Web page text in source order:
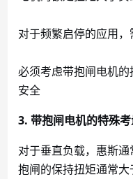
对于频繁启停的应用
必须考虑带抱闸电机
安全
3. 带抱闸电机的特殊
对于垂直负载，惠斯通
抱闸的保持扭矩通常